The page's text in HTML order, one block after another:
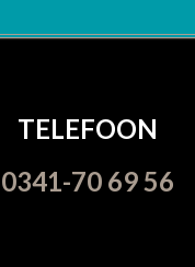
TELEFOON
0341-70 69 56